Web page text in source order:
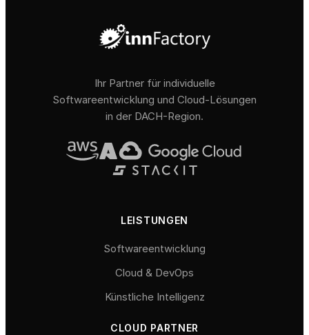
Ihr Partner für individuelle
Softwareentwicklung und Cloud-Lösungen
in der DACH-Region.
LEISTUNGEN
Softwareentwicklung
Cloud & DevOps
Künstliche Intelligenz
CLOUD PARTNER